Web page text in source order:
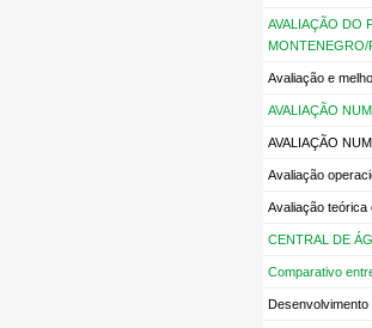
AVALIAÇÃO DO
MONTENEGRO/
Avaliação e
AVALIAÇÃO
AVALIAÇÃO
Avaliação
Avaliação teórica
CENTRAL DE
Comparativo